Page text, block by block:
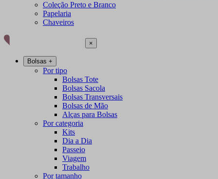
Coleção Preto e Branco
Papelaria
Chaveiros
×
Bolsas +
Por tipo
Bolsas Tote
Bolsas Sacola
Bolsas Transversais
Bolsas de Mão
Alças para Bolsas
Por categoria
Kits
Dia a Dia
Passeio
Viagem
Trabalho
Por tamanho